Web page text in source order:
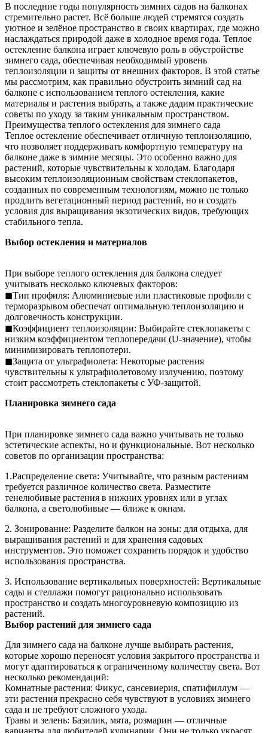
В последние годы популярность зимних садов на балконах
стремительно растет. Всё больше людей стремятся создать
уютное и зелёное пространство в своих квартирах, где можно
наслаждаться природой даже в холодное время года. Теплое
остекление балкона играет ключевую роль в обустройстве
зимнего сада, обеспечивая необходимый уровень
теплоизоляции и защиты от внешних факторов. В этой статье
мы рассмотрим, как правильно обустроить зимний сад на
балконе с использованием теплого остекления, какие
материалы и растения выбрать, а также дадим практические
советы по уходу за таким уникальным пространством.
Преимущества теплого остекления для зимнего сада
Теплое остекление обеспечивает отличную теплоизоляцию,
что позволяет поддерживать комфортную температуру на
балконе даже в зимние месяцы. Это особенно важно для
растений, которые чувствительны к холодам. Благодаря
высоким теплоизоляционным свойствам стеклопакетов,
созданных по современным технологиям, можно не только
продлить вегетационный период растений, но и создать
условия для выращивания экзотических видов, требующих
стабильного тепла.
Выбор остекления и материалов
При выборе теплого остекления для балкона следует
учитывать несколько ключевых факторов:
◼Тип профиля: Алюминиевые или пластиковые профили с
терморазрывом обеспечат оптимальную теплоизоляцию и
долговечность конструкции.
◼Коэффициент теплоизоляции: Выбирайте стеклопакеты с
низким коэффициентом теплопередачи (U-значение), чтобы
минимизировать теплопотери.
◼Защита от ультрафиолета: Некоторые растения
чувствительны к ультрафиолетовому излучению, поэтому
стоит рассмотреть стеклопакеты с УФ-защитой.
Планировка зимнего сада
При планировке зимнего сада важно учитывать не только
эстетические аспекты, но и функциональные. Вот несколько
советов по организации пространства:
1.Распределение света: Учитывайте, что разным растениям
требуется различное количество света. Разместите
тенелюбивые растения в нижних уровнях или в углах
балкона, а светолюбивые — ближе к окнам.
2. Зонирование: Разделите балкон на зоны: для отдыха, для
выращивания растений и для хранения садовых
инструментов. Это поможет сохранить порядок и удобство
использования пространства.
3. Использование вертикальных поверхностей: Вертикальные
сады и стеллажи помогут рационально использовать
пространство и создать многоуровневую композицию из
растений.
Выбор растений для зимнего сада
Для зимнего сада на балконе лучше выбирать растения,
которые хорошо переносят условия закрытого пространства и
могут адаптироваться к ограниченному количеству света. Вот
несколько рекомендаций:
Комнатные растения: Фикус, сансевиерия, спатифиллум —
эти растения прекрасно себя чувствуют в условиях зимнего
сада и не требуют сложного ухода.
Травы и зелень: Базилик, мята, розмарин — отличные
варианты для любителей кулинарии. Они не только украсят